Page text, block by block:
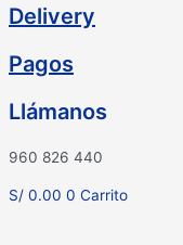
Delivery
Pagos
Llámanos
960 826 440
S/ 0.00 0 Carrito